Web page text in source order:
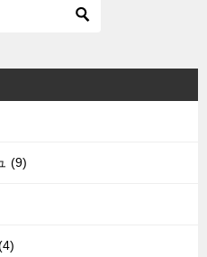
(9)